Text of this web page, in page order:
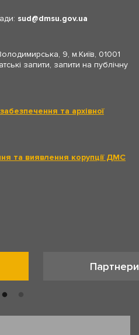
sud dmsu.gov.ua
9, м.Київ, 01001
запити, запити на публічну
та архівної
та виявлення корупції ДМС
Партнери